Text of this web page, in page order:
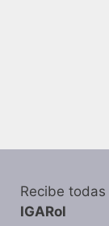
Recibe todas
IGARol